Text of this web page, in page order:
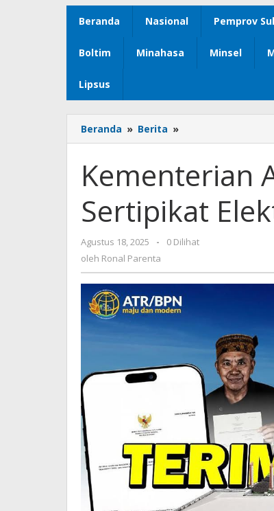
Beranda Nasional Pemprov
Boltim Minahasa Minsel
Lipsus
Beranda » Berita »
ATR/BPN
5.533.960
Sertipikat
Elektronik
Kementerian
Sertipikat
Agustus 18, 2025
oleh
Ronal
-
0 Dilihat
oleh Ronal Parenta